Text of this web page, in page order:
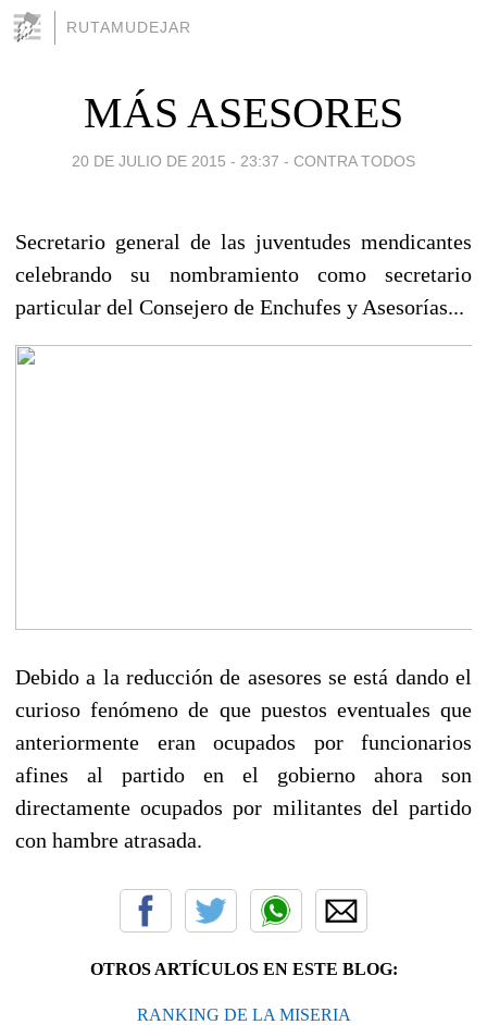
RUTAMUDEJAR
MÁS ASESORES
20 DE JULIO DE 2015 - 23:37 - CONTRA TODOS
Secretario general de las juventudes mendicantes
celebrando su nombramiento como secretario
particular del Consejero de Enchufes y Asesorías...
Debido a la reducción de asesores se está dando el
curioso fenómeno de que puestos eventuales que
anteriormente eran ocupados por funcionarios
afines al partido en el gobierno ahora son
directamente ocupados por militantes del partido
con hambre atrasada.
OTROS ARTÍCULOS EN ESTE BLOG:
RANKING DE LA MISERIA